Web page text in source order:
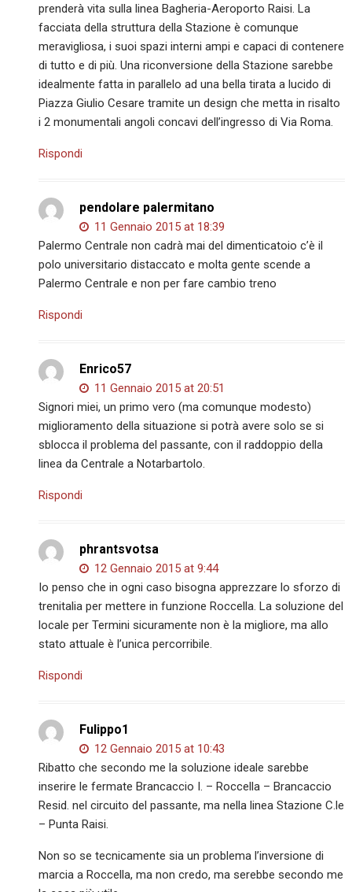
prenderà vita sulla linea Bagheria-Aeroporto Raisi. La
facciata della struttura della Stazione è comunque
meravigliosa, i suoi spazi interni ampi e capaci di contenere
di tutto e di più. Una riconversione della Stazione sarebbe
idealmente fatta in parallelo ad una bella tirata a lucido di
Piazza Giulio Cesare tramite un design che metta in risalto
i 2 monumentali angoli concavi dell’ingresso di Via Roma.
Rispondi
pendolare palermitano
11 Gennaio 2015 at 18:39
Palermo Centrale non cadrà mai del dimenticatoio c’è il
polo universitario distaccato e molta gente scende a
Palermo Centrale e non per fare cambio treno
Rispondi
Enrico57
11 Gennaio 2015 at 20:51
Signori miei, un primo vero (ma comunque modesto)
miglioramento della situazione si potrà avere solo se si
sblocca il problema del passante, con il raddoppio della
linea da Centrale a Notarbartolo.
Rispondi
phrantsvotsa
12 Gennaio 2015 at 9:44
Io penso che in ogni caso bisogna apprezzare lo sforzo di
trenitalia per mettere in funzione Roccella. La soluzione del
locale per Termini sicuramente non è la migliore, ma allo
stato attuale è l’unica percorribile.
Rispondi
Fulippo1
12 Gennaio 2015 at 10:43
Ribatto che secondo me la soluzione ideale sarebbe
inserire le fermate Brancaccio I. – Roccella – Brancaccio
Resid. nel circuito del passante, ma nella linea Stazione C.le
– Punta Raisi.
Non so se tecnicamente sia un problema l’inversione di
marcia a Roccella, ma non credo, ma serebbe secondo me